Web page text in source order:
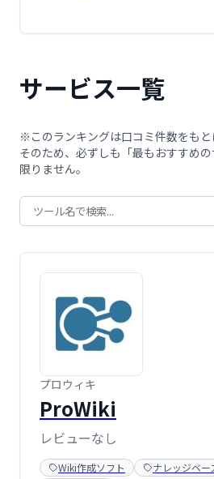
サービス一覧
※このランキングは口コミ件数をもと
そのため、必ずしも「最もおすすめ
限りません。
プロウィキ
ProWiki
レビューなし
Wiki作成ソフト
ナレッジベー